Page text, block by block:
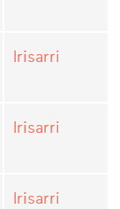
Irisarri
Irisarri
Irisarri